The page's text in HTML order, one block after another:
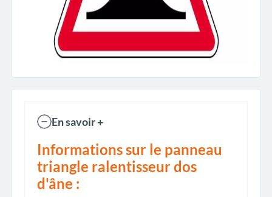
En savoir +
Informations sur le panneau
triangle ralentisseur dos
d'âne :